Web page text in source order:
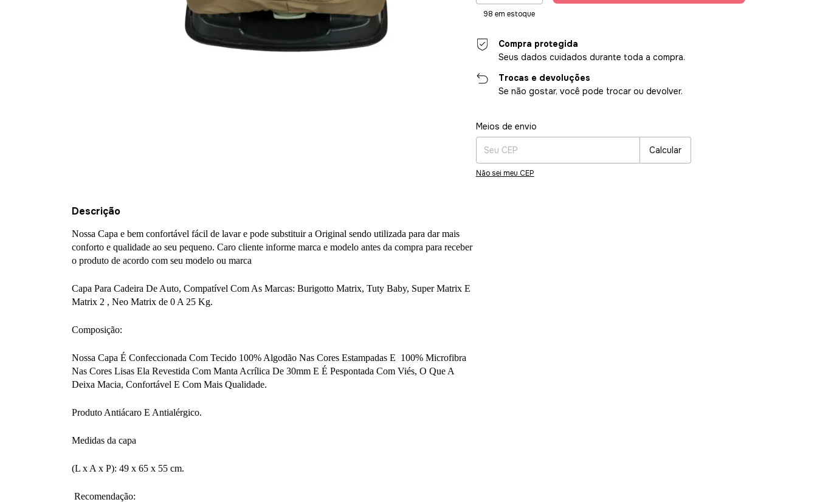
98 em estoque
Compra protegida
Seus dados cuidados durante toda a compra.
Trocas e devoluções
Se não gostar, você pode trocar ou devolver.
Entregas para o CEP:
Meios de envio
Calcular
Não sei meu CEP
Descrição
Nossa Capa e bem confortável fácil de lavar e pode substituir a Original sendo utilizada para dar mais
conforto e qualidade ao seu pequeno. Caro cliente informe marca e modelo antes da compra para receber
o produto de acordo com seu modelo ou marca
Capa Para Cadeira De Auto, Compatível Com As Marcas: Burigotto Matrix, Tuty Baby, Super Matrix E
Matrix 2 , Neo Matrix de 0 A 25 Kg.
Composição:
Nossa Capa É Confeccionada Com Tecido 100% Algodão Nas Cores Estampadas E 100% Microfibra
Nas Cores Lisas Ela Revestida Com Manta Acrílica De 30mm E É Pespontada Com Viés, O Que A
Deixa Macia, Confortável E Com Mais Qualidade.
Produto Antiácaro E Antialérgico.
Medidas da capa
(L x A x P): 49 x 65 x 55 cm.
Recomendação: